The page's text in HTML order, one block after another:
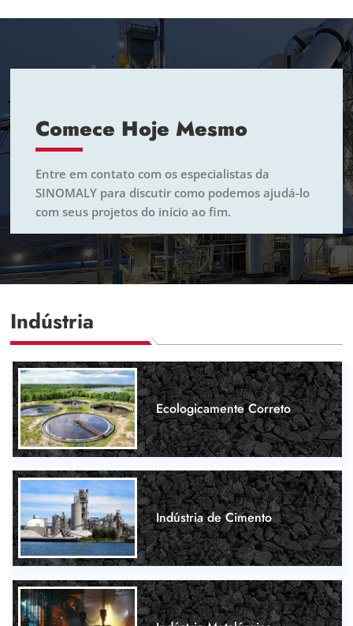
Comece Hoje Mesmo
Entre em contato com os especialistas da
SINOMALY para discutir como podemos ajudá-lo
com seus projetos do início ao fim.
Indústria
Ecologicamente Correto
Indústria de Cimento